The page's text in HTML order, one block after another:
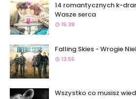
14 romantycznych k-
Wasze serca
15:38
Falling Skies - Wrogie
13:55
Wszystko co musisz